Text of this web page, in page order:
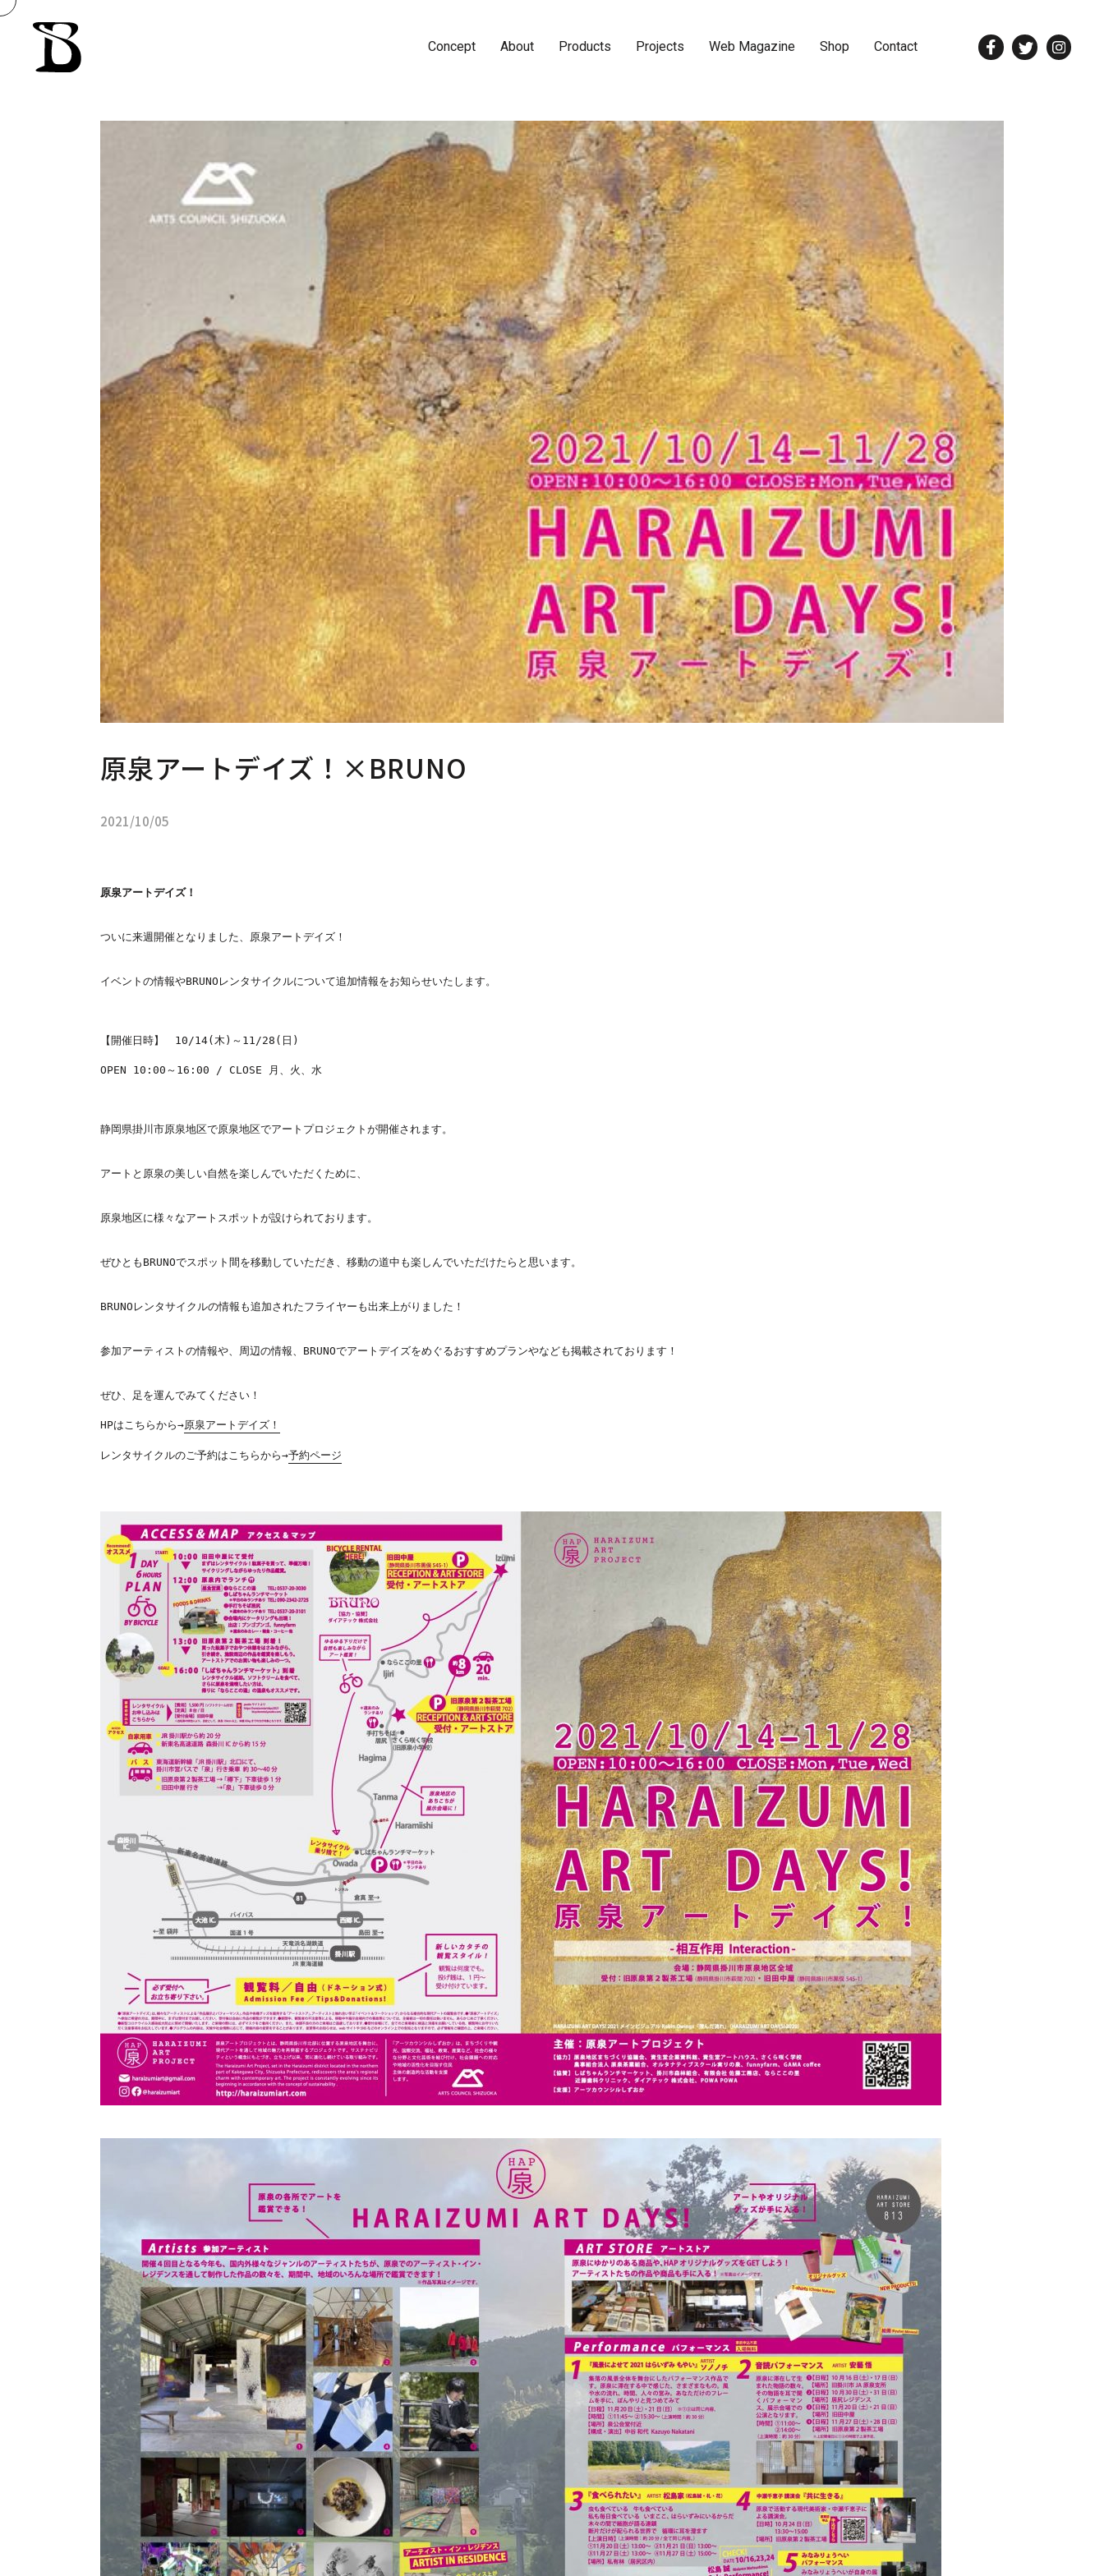
Concept About Products Projects Web Magazine Shop Contact
原泉アートデイズ！×BRUNO
2021/10/05
原泉アートデイズ！
ついに来週開催となりました、原泉アートデイズ！
イベントの情報やBRUNOレンタサイクルについて追加情報をお知らせいたします。
【開催日時】　10/14(木)～11/28(日)
OPEN 10:00～16:00 / CLOSE 月、火、水
静岡県掛川市原泉地区で原泉地区でアートプロジェクトが開催されます。
アートと原泉の美しい自然を楽しんでいただくために、
原泉地区に様々なアートスポットが設けられております。
ぜひともBRUNOでスポット間を移動していただき、移動の道中も楽しんでいただけたらと思います。
BRUNOレンタサイクルの情報も追加されたフライヤーも出来上がりました！
参加アーティストの情報や、周辺の情報、BRUNOでアートデイズをめぐるおすすめプランやなども掲載されております！
ぜひ、足を運んでみてください！
HPはこちらから→原泉アートデイズ！
レンタサイクルのご予約はこちらから→予約ページ